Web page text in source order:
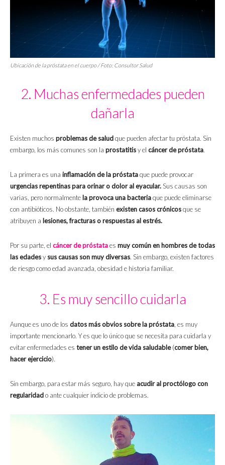
Ubicación de la próstata en el cuerpo / Foto: Consultor Salud
2. Muchas enfermedades pueden
dañarla
Existen muchos problemas de saludque pueden afectar tu próstata. Sin
embargo, los más comunes son la prostatitisy el cáncer de próstata.
La primera es una inflamación de la próstataque puede provocar
urgencias repentinas para orinar o dolor al eyacular. Sus causas son
varias, pero normalmente la provoca una bacteriaque puede eliminarse
con antibióticos. No obstante, también existen casos crónicosque se
atribuyen a lesiones, fracturas o respuestas al estrés.
Por su parte, el cáncer de próstataes muy común en hombres de todas
las edadesy sus causas son muy diversas. Sin embargo, existen factores
de riesgo como edad avanzada, obesidad e historia familiar.
3. Es muy sencillo cuidarla
Aunque es uno de los datos más obvios sobre la próstata , es muy
importante mencionarlo. Y es que lo único que se necesita para cuidarla y
evitar enfermedades es tener un estilo de vida saludable(comer bien,
hacer ejercicio).
Sin embargo, para estar más seguro, hay que acudir al proctólogo con
regularidado ante cualquier indicio de problemas.